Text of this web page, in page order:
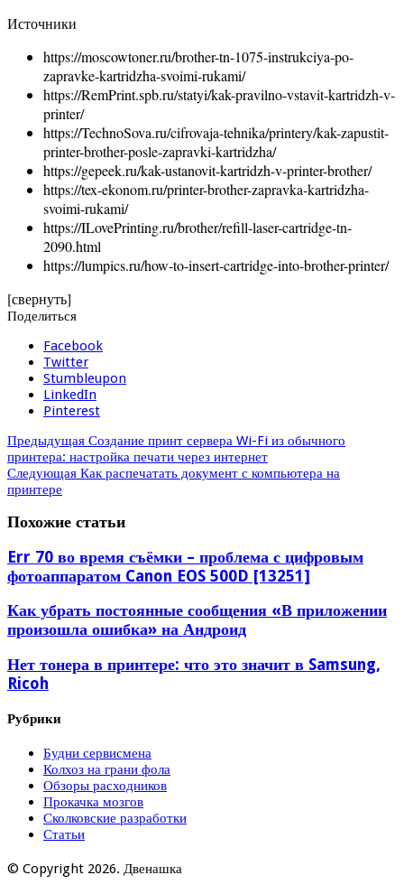
Источники
https://moscowtoner.ru/brother-tn-1075-instrukciya-po-
zapravke-kartridzha-svoimi-rukami/
https://RemPrint.spb.ru/statyi/kak-pravilno-vstavit-kartridzh-v-
printer/
https://TechnoSova.ru/cifrovaja-tehnika/printery/kak-zapustit-
printer-brother-posle-zapravki-kartridzha/
https://gepeek.ru/kak-ustanovit-kartridzh-v-printer-brother/
https://tex-ekonom.ru/printer-brother-zapravka-kartridzha-
svoimi-rukami/
https://ILovePrinting.ru/brother/refill-laser-cartridge-tn-
2090.html
https://lumpics.ru/how-to-insert-cartridge-into-brother-printer/
[свернуть]
Поделиться
Facebook
Twitter
Stumbleupon
LinkedIn
Pinterest
Предыдущая Создание принт сервера Wi-Fi из обычного
принтера: настройка печати через интернет
Следующая Как распечатать документ с компьютера на
принтере
Похожие статьи
Err 70 во время съёмки – проблема с цифровым
фотоаппаратом Canon EOS 500D [13251]
Как убрать постоянные сообщения «В приложении
произошла ошибка» на Андроид
Нет тонера в принтере: что это значит в Samsung,
Ricoh
Рубрики
Будни сервисмена
Колхоз на грани фола
Обзоры расходников
Прокачка мозгов
Сколковские разработки
Статьи
© Copyright 2026. Двенашка